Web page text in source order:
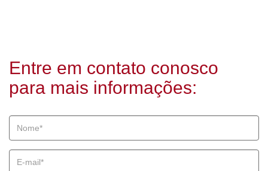
Entre em contato conosco
para mais informações: